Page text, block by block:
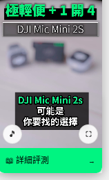
🎵 ⛶
📖 詳細評測 →